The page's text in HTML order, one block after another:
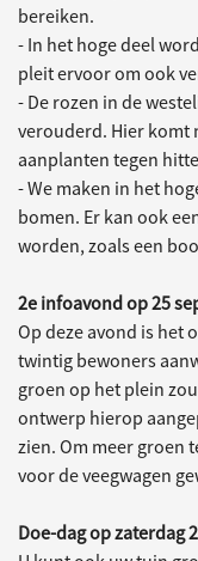
bereiken.
- In het hoge deel
pleit ervoor om ook
- De rozen in de
verouderd. Hier komt
aanplanten tegen
- We maken in het
bomen. Er kan ook
worden, zoals een
2e infoavond op 25
Op deze avond is het
twintig bewoners
groen op het plein
ontwerp hierop
zien. Om meer groen
voor de veegwagen
Doe-dag op zaterdag